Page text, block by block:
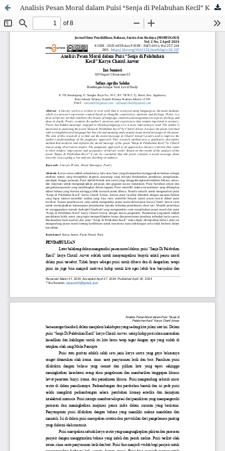
Analisis Pesan Moral dalam Puisi “Senja di Pelabuhan Kecil” Karya Chairil Anwar